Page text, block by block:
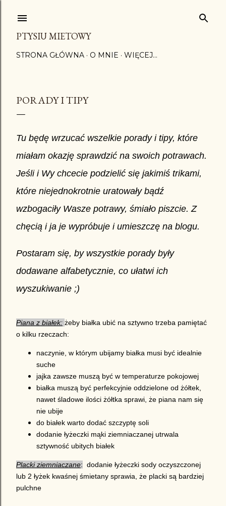
PTYSIU MIETOWY
STRONA GŁÓWNA O MNIE WIĘCEJ…
PORADY I TIPY
Tu będę wrzucać wszelkie porady i tipy, które
miałam okazję sprawdzić na swoich potrawach.
Jeśli i Wy chcecie podzielić się jakimiś trikami,
które niejednokrotnie uratowały bądź
wzbogaciły Wasze potrawy, śmiało piszcie. Z
chęcią i ja je wypróbuje i umieszczę na blogu.
Postaram się, by wszystkie porady były
dodawane alfabetycznie, co ułatwi ich
wyszukiwanie ;)
Piana z białek: żeby białka ubić na sztywno trzeba pamiętać
o kilku rzeczach:
naczynie, w którym ubijamy białka musi być idealnie
suche
jajka zawsze muszą być w temperaturze pokojowej
białka muszą być perfekcyjnie oddzielone od żółtek,
nawet śladowe ilości żółtka sprawi, że piana nam się
nie ubije
do białek warto dodać szczyptę soli
dodanie łyżeczki mąki ziemniaczanej utrwala
sztywność ubitych białek
Placki ziemniaczane: dodanie łyżeczki sody oczyszczonej
lub 2 łyżek kwaśnej śmietany sprawia, że placki są bardziej
pulchne